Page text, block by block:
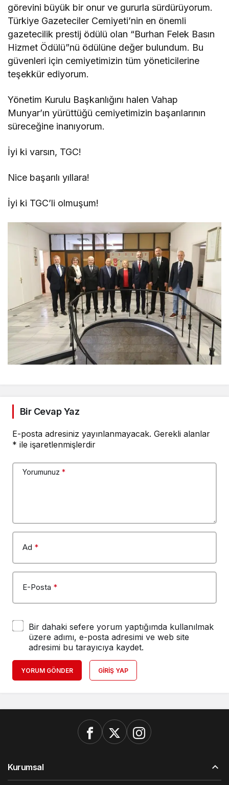
görevini büyük bir onur ve gururla sürdürüyorum.
Türkiye Gazeteciler Cemiyeti’nin en önemli
gazetecilik prestij ödülü olan “Burhan Felek Basın
Hizmet Ödülü”nü ödülüne değer bulundum. Bu
güvenleri için cemiyetimizin tüm yöneticilerine
teşekkür ediyorum.
Yönetim Kurulu Başkanlığını halen Vahap
Munyar’ın yürüttüğü cemiyetimizin başarılarının
süreceğine inanıyorum.
İyi ki varsın, TGC!
Nice başarılı yıllara!
İyi ki TGC’li olmuşum!
Bir Cevap Yaz
E-posta adresiniz yayınlanmayacak. Gerekli alanlar
* ile işaretlenmişlerdir
Yorumunuz *
Ad *
E-Posta *
Bir dahaki sefere yorum yaptığımda kullanılmak
üzere adımı, e-posta adresimi ve web site
adresimi bu tarayıcıya kaydet.
YORUM GÖNDER GIRIŞ YAP
Kurumsal